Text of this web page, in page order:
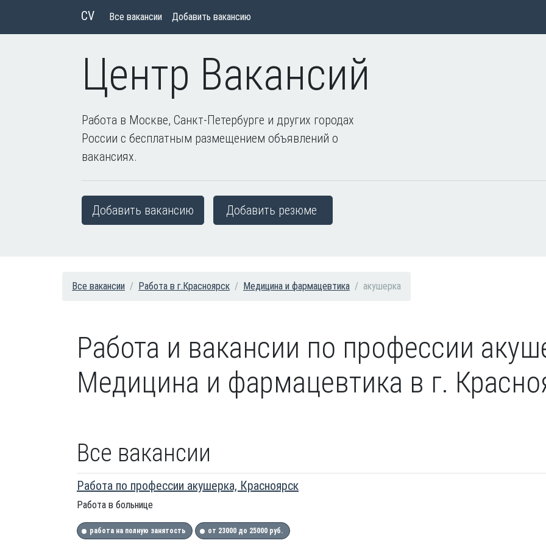
CV Все вакансии Добавить вакансию
Центр Вакансий
Работа в Москве, Санкт-Петербурге и других городах
России с бесплатным размещением объявлений о
вакансиях.
Добавить вакансию Добавить резюме
Все вакансии Работа в г.Красноярск Медицина и фармацевтика акушерка
Работа и вакансии по профессии
Медицина и фармацевтика в г.
Все вакансии
Работа по профессии акушерка, Красноярск
Работа в больнице
работа на полную занятость от 23000 до 25000 руб.